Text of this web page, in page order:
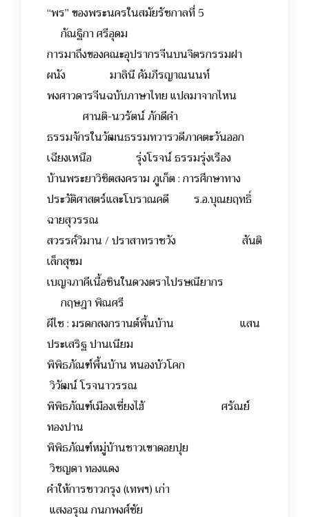
“พร” ของพระนครในสมัยรัชกาลที่ 5
กัณฐิกา ศรีอุดม
การมาถึงของคณะอุปรากรจีนบนจิตรกรรมฝา
ผนัง มาลินี คัมภีรญาณนนท์
พงศาวดารจีนฉบับภาษาไทย แปลมาจากไหน
ศานติ-นวรัตน์ ภักดีคำ
ธรรมจักรในวัฒนธรรมทวารวดีภาคตะวันออก
เฉียงเหนือ รุ่งโรจน์ ธรรมรุ่งเรือง
บ้านพระยาวิชิตสงคราม ภูเก็ต : การศึกษาทาง
ประวัติศาสตร์และโบราณคดี ร.อ.บุณยฤทธิ์
ฉายสุวรรณ
สวรรค์วิมาน / ปราสาทราชวัง สันติ
เล็กสุขม
เบญจภาคีเนื้อชินในดวงตราไปรษณียากร
กฤษฎา พิณศรี
ผีไซ : มรดกสงกรานต์พื้นบ้าน แสน
ประเสริฐ ปานเนียม
พิพิธภัณฑ์พื้นบ้าน หนองบัวโคก
วิวัฒน์ โรจนาวรรณ
พิพิธภัณฑ์เมืองเซี่ยงไฮ้ ศรัณย์
ทองปาน
พิพิธภัณฑ์หมู่บ้านชาวเขาดอยปุย
วิชญดา ทองแดง
คำให้การชาวกรุง (เทพฯ) เก่า
แสงอรุณ กนกพงศ์ชัย